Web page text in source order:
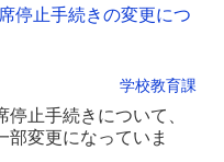
停止手続きの変更につ
学校教育課
止手続きについて、
部変更になっていま